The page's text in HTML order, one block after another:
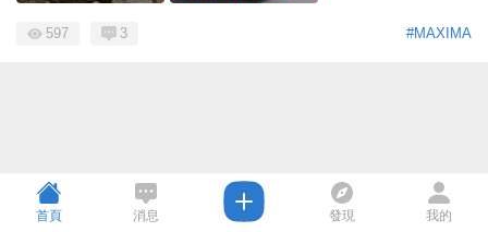
#MAXIMA
597 3
首頁 消息 發現 我的